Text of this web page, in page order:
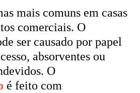
mais comuns em casas
comerciais. O
ser causado por papel
absorventes ou
O
é feito com